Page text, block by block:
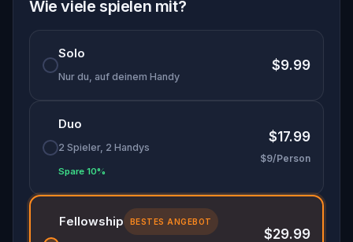
Wie viele spielen mit?
Solo
Nur du, auf deinem Handy
$9.99
Duo
2 Spieler, 2 Handys
Spare 10%
$17.99
$9/Person
Fellowship BESTES ANGEBOT
$29.99